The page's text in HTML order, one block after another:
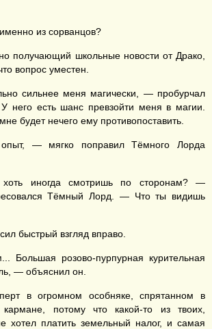
из сорванцов?
получающий школьные новости от Драко,
вопрос уместен.
сильнее меня магически, — пробурчал
него есть шанс превзойти меня в магии.
будет нечего ему противопоставить.
— мягко поправил Тёмного Лорда
иногда смотришь по сторонам? —
Тёмный Лорд. — Что ты видишь
быстрый взгляд вправо.
розово-пурпурная курительная
— объяснил он.
в огромном особняке, спрятанном в
кармане, потому что какой-то из твоих,
хотел платить земельный налог, и самая